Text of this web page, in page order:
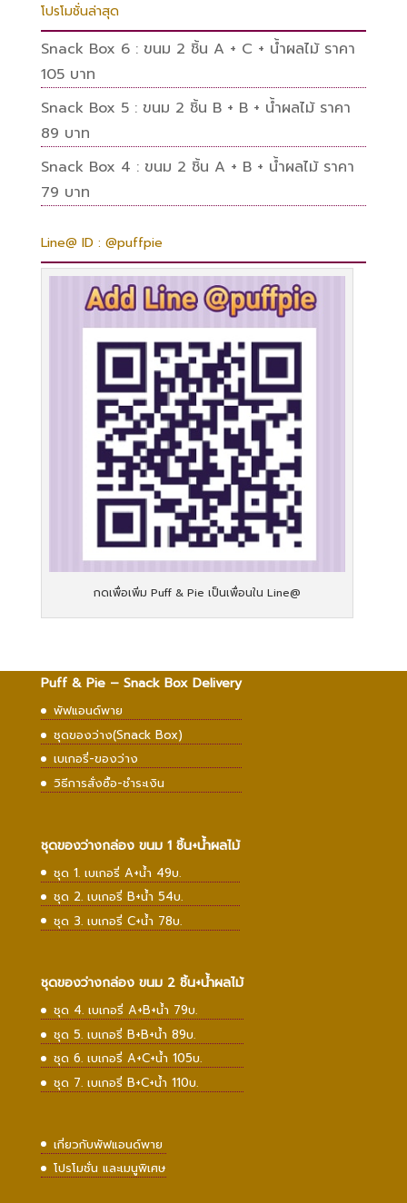
โปรโมชั่นล่าสุด
Snack Box 6 : ขนม 2 ชิ้น A + C + น้ำผลไม้ ราคา
105 บาท
Snack Box 5 : ขนม 2 ชิ้น B + B + น้ำผลไม้ ราคา
89 บาท
Snack Box 4 : ขนม 2 ชิ้น A + B + น้ำผลไม้ ราคา
79 บาท
Line@ ID : @puffpie
กดเพื่อเพิ่ม Puff & Pie เป็นเพื่อนใน Line@
Puff & Pie – Snack Box Delivery
พัฟแอนด์พาย
ชุดของว่าง(Snack Box)
เบเกอรี่-ของว่าง
วิธีการสั่งซื้อ-ชำระเงิน
ชุดของว่างกล่อง ขนม 1 ชิ้น+น้ำผลไม้
ชุด 1. เบเกอรี่ A+น้ำ 49บ.
ชุด 2. เบเกอรี่ B+น้ำ 54บ.
ชุด 3. เบเกอรี่ C+น้ำ 78บ.
ชุดของว่างกล่อง ขนม 2 ชิ้น+น้ำผลไม้
ชุด 4. เบเกอรี่ A+B+น้ำ 79บ.
ชุด 5. เบเกอรี่ B+B+น้ำ 89บ.
ชุด 6. เบเกอรี่ A+C+น้ำ 105บ.
ชุด 7. เบเกอรี่ B+C+น้ำ 110บ.
เกี่ยวกับพัฟแอนด์พาย
โปรโมชั่น และเมนูพิเศษ